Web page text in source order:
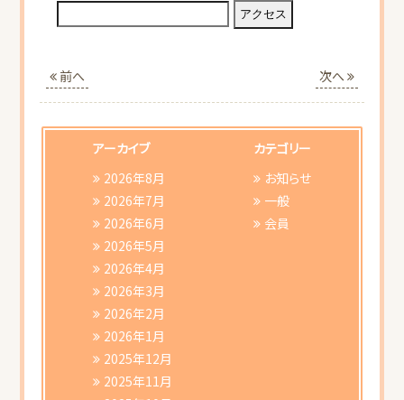
前へ 次へ
アーカイブ
2026年8月
2026年7月
2026年6月
2026年5月
2026年4月
2026年3月
2026年2月
2026年1月
2025年12月
2025年11月
カテゴリー
お知らせ
一般
会員
HOME
行事スケジュール
会員向けご案内
研修会ご案内
書類ダウンロード